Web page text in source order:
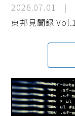
2026.07.01
東邦見聞録